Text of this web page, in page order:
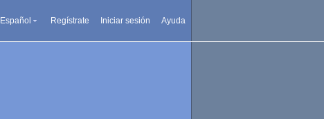
Español Regístrate Iniciar sesión Ayuda